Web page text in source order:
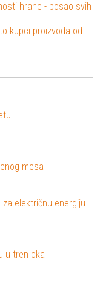
hrane - posao svih
kupci proizvoda od
mesa
električnu energiju
u tren oka